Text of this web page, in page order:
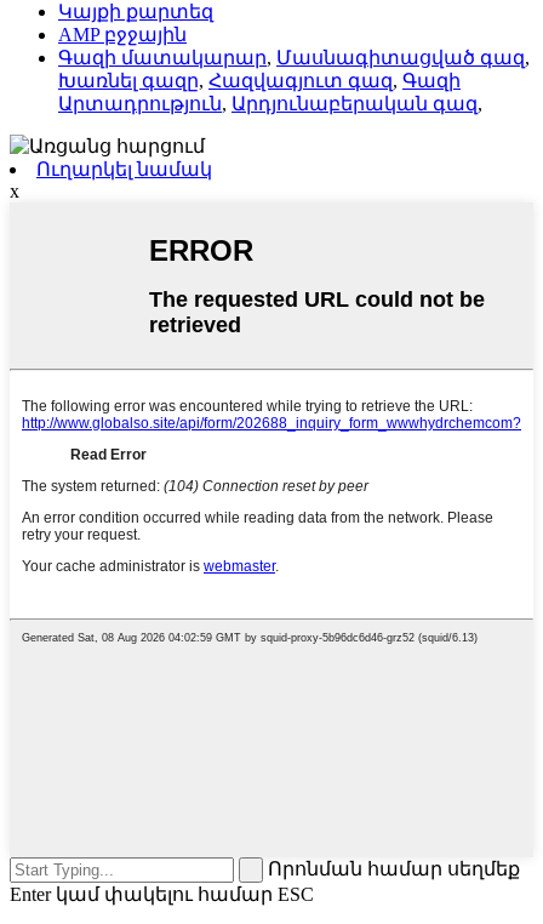
Կայքի քարտեզ
AMP բջջային
Գազի մատակարար, Մասնագիտացված գազ,
Խառնել գազը, Հազվագյուտ գազ, Գազի
Արտադրություն, Արդյունաբերական գազ,
Ուղարկել նամակ
x
Որոնման համար սեղմեք
Enter կամ փակելու համար ESC